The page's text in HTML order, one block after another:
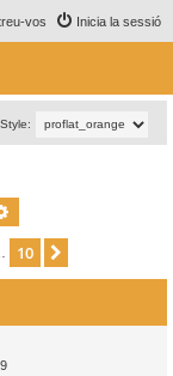
Inicia la sessió
vos
Style:
10